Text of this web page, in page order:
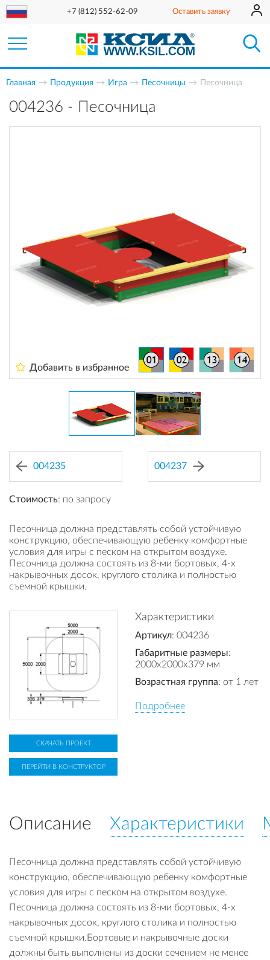
+7 (812) 552-62-09 Оставить заявку
Главная Продукция Игра Песочницы Песочница
004236 - Песочница
Добавить в избранное
004235 004237
Стоимость: по запросу
Песочница должна представлять собой устойчивую
конструкцию, обеспечивающую ребенку комфортные
условия для игры с песком на открытом воздухе.
Песочница должна состоять из 8-ми бортовых, 4-х
накрывочных досок, круглого столика и полностью
съемной крышки.
Характеристики
Артикул: 004236
Габаритные размеры:
2000x2000x379 мм
Возрастная группа: от 1 лет
Подробнее
СКАЧАТЬ ПРОЕКТ
ПЕРЕЙТИ В КОНСТРУКТОР
Описание Характеристики
Песочница должна представлять собой устойчивую
конструкцию, обеспечивающую ребенку комфортные
условия для игры с песком на открытом воздухе.
Песочница должна состоять из 8-ми бортовых, 4-х
накрывочных досок, круглого столика и полностью
съемной крышки.Бортовые и накрывочные доски
должны быть выполнены из доски сечением не менее